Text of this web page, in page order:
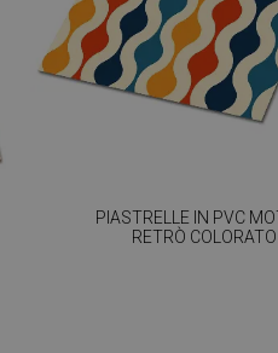
PIASTRELLE IN PVC
RETRÒ COLORATO